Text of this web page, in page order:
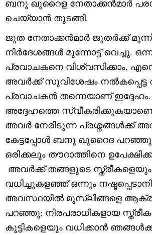
ബനൂ ഖുറൈള നേതാക്കൻമാർ
ചെയ്യാൻ തുടങ്ങി.
ജൂത നേതാക്കൻമാർ ജൂതർക്ക്
നിർദേശങ്ങൾ മുന്നോട്ട് വെച്ചു.
പ്രവാചകനെ വിശ്വസിക്കാം,
അവർക്ക് സുവിശേഷം
പ്രവാചകൻ തന്നെയാണ്
അദ്ദേഹത്തെ
അവർ നേരിടുന്ന പ്രശ്നങ്ങൾക്ക്
കേട്ടപ്പോൾ ബനൂ ഖുറൈദ
ഒരിക്കലും തൗറാത്തിനെ
അവർക്ക് തങ്ങളുടെ സ്ത്രീകളെയും
വധിച്ചുകളഞ്ഞ് ഒന്നും
അവസ്ഥയിൽ മുസ്‌ലിങ്ങളെ
പറഞ്ഞു; നിരപരാധികളായ
കുട്ടികളെയും വധിക്കാൻ